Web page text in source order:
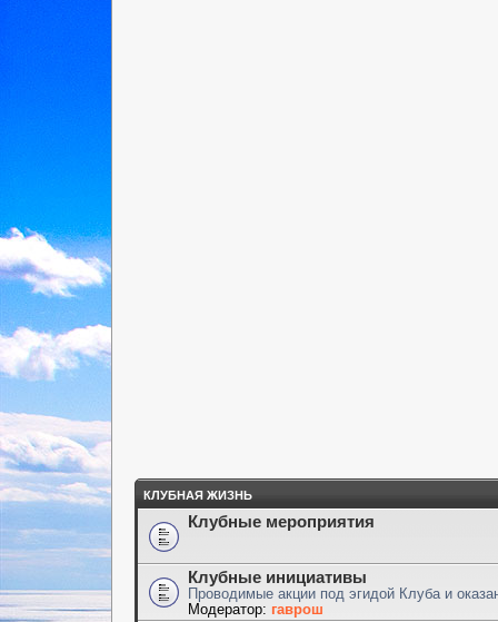
КЛУБНАЯ ЖИЗНЬ
Клубные мероприятия
Клубные инициативы
Проводимые акции под эгидой Клуба и
Модератор: гаврош